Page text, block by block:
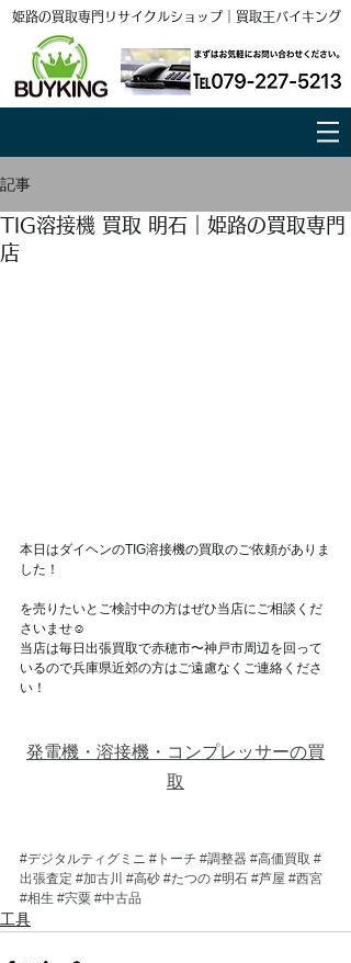
姫路の買取専門リサイクルショップ｜買取王バイキング
記事
TIG溶接機 買取 明石｜姫路の買取専門
店
本日はダイヘンのTIG溶接機の買取のご依頼がありま
した！
を売りたいとご検討中の方はぜひ当店にご相談くだ
さいませ☺
当店は毎日出張買取で赤穂市〜神戸市周辺を回って
いるので兵庫県近郊の方はご遠慮なくご連絡くださ
い！
発電機・溶接機・コンプレッサーの買
取
#デジタルティグミニ #トーチ #調整器 #高価買取 #
出張査定 #加古川 #高砂 #たつの #明石 #芦屋 #西宮
#相生 #宍粟 #中古品
工具